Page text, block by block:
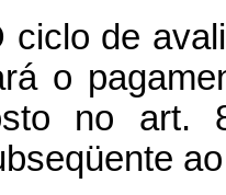
de
o
no art.